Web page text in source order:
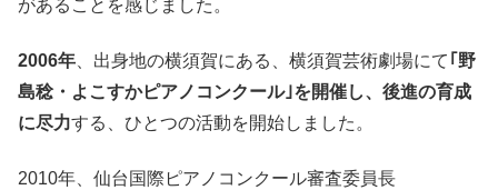
があることを感じました。
2006年 、出身地の横須賀にある、横須賀芸術劇場にて ｢野
島稔・よこすかピアノコンクール｣を開催し、後進の育成
に尽力する、ひとつの活動を開始しました。
2010年、仙台国際ピアノコンクール審査委員長